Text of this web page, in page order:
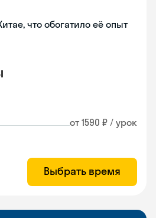
что обогатило её опыт
от 1590 ₽ / урок
Выбрать время